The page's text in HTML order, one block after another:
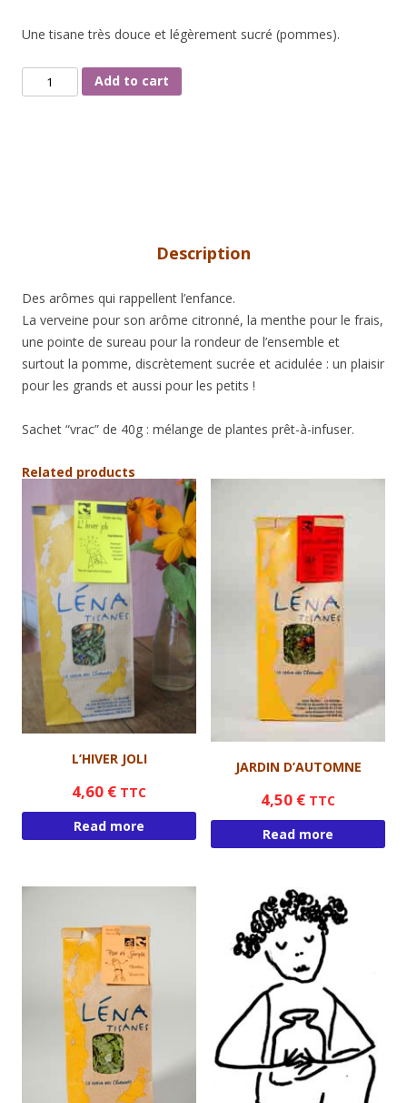
Une tisane très douce et légèrement sucré (pommes).
SAVEUR
D'ENFANCE
Add to cart
Description
Des arômes qui rappellent l’enfance.
La verveine pour son arôme citronné, la menthe pour le frais,
une pointe de sureau pour la rondeur de l’ensemble et
surtout la pomme, discrètement sucrée et acidulée : un plaisir
pour les grands et aussi pour les petits !
Sachet “vrac” de 40g : mélange de plantes prêt-à-infuser.
Related products
L’HIVER JOLI
4,60 € TTC
Read more
JARDIN D’AUTOMNE
4,50 € TTC
Read more